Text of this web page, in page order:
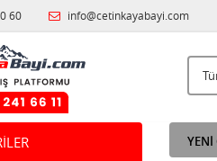
60 info@cetinkayabayi.com
YENİ